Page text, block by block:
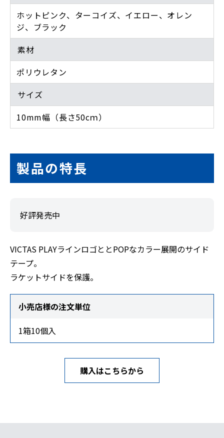
ホットピンク、ターコイズ、イエロー、オレン
ジ、ブラック
素材
ポリウレタン
サイズ
10mm幅（長さ50cｍ）
製品の特長
好評発売中
VICTAS PLAYラインロゴととPOPなカラー展開のサイド
テープ。
ラケットサイドを保護。
小売店様の注文単位
1箱10個入
購入はこちらから